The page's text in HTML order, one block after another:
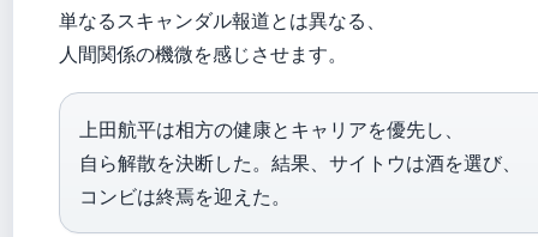
単なるスキャンダル報道とは異なる、
人間関係の機微を感じさせます。
上田航平は相方の健康とキャリアを優先し、
自ら解散を決断した。結果、サイトウは酒を選び、
コンビは終焉を迎えた。